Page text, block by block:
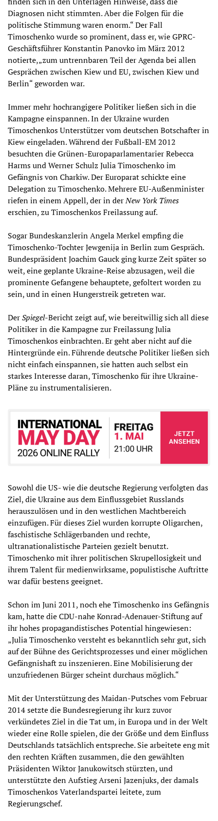
Diagnosen nicht stimmten. Aber die Folgen für die
politische Stimmung waren enorm.“ Der Fall
Timoschenko wurde so prominent, dass er, wie GPRC-
Geschäftsführer Konstantin Panovko im März 2012
notierte,„zum untrennbaren Teil der Agenda bei allen
Gesprächen zwischen Kiew und EU, zwischen Kiew und
Berlin“ geworden war.
Immer mehr hochrangigere Politiker ließen sich in die
Kampagne einspannen. In der Ukraine wurden
Timoschenkos Unterstützer vom deutschen Botschafter in
Kiew eingeladen. Während der Fußball-EM 2012
besuchten die Grünen-Europaparlamentarier Rebecca
Harms und Werner Schulz Julia Timoschenko im
Gefängnis von Charkiw. Der Europarat schickte eine
Delegation zu Timoschenko. Mehrere EU-Außenminister
riefen in einem Appell, der in derNew York Times
erschien, zu Timoschenkos Freilassung auf.
Sogar Bundeskanzlerin Angela Merkel empfing die
Timoschenko-Tochter Jewgenija in Berlin zum Gespräch.
Bundespräsident Joachim Gauck ging kurze Zeit später so
weit, eine geplante Ukraine-Reise abzusagen, weil die
prominente Gefangene behauptete, gefoltert worden zu
sein, und in einen Hungerstreik getreten war.
DerSpiegel-Bericht zeigt auf, wie bereitwillig sich all diese
Politiker in die Kampagne zur Freilassung Julia
Timoschenkos einbrachten. Er geht aber nicht auf die
Hintergründe ein. Führende deutsche Politiker ließen sich
nicht einfach einspannen, sie hatten auch selbst ein
starkes Interesse daran, Timoschenko für ihre Ukraine-
Pläne zu instrumentalisieren.
Sowohl die US- wie die deutsche Regierung verfolgten das
Ziel, die Ukraine aus dem Einflussgebiet Russlands
herauszulösen und in den westlichen Machtbereich
einzufügen. Für dieses Ziel wurden korrupte Oligarchen,
faschistische Schlägerbanden und rechte,
ultranationalistische Parteien gezielt benutzt.
Timoschenko mit ihrer politischen Skrupellosigkeit und
ihrem Talent für medienwirksame, populistische Auftritte
war dafür bestens geeignet.
Schon im Juni 2011, noch ehe Timoschenko ins Gefängnis
kam, hatte die CDU-nahe Konrad-Adenauer-Stiftung auf
ihr hohes propagandistisches Potential hingewiesen:
„Julia Timoschenko versteht es bekanntlich sehr gut, sich
auf der Bühne des Gerichtsprozesses und einer möglichen
Gefängnishaft zu inszenieren. Eine Mobilisierung der
unzufriedenen Bürger scheint durchaus möglich.“
Mit der Unterstützung des Maidan-Putsches vom Februar
2014 setzte die Bundesregierung ihr kurz zuvor
verkündetes Ziel in die Tat um, in Europa und in der Welt
wieder eine Rolle spielen, die der Größe und dem Einfluss
Deutschlands tatsächlich entspreche. Sie arbeitete eng mit
den rechten Kräften zusammen, die den gewählten
Präsidenten Wiktor Janukowitsch stürzten, und
unterstützte den Aufstieg Arseni Jazenjuks, der damals
Timoschenkos Vaterlandspartei leitete, zum
Regierungschef.